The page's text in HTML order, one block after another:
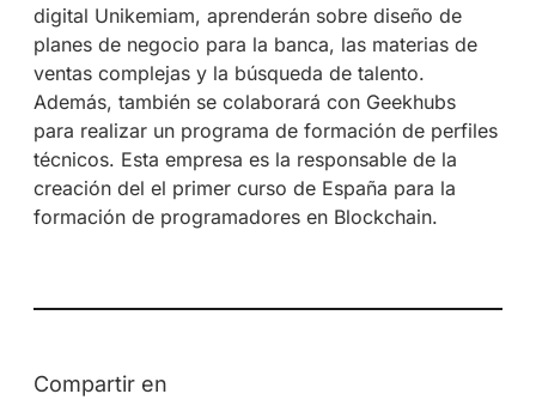
digital Unikemiam, aprenderán sobre diseño de
planes de negocio para la banca, las materias de
ventas complejas y la búsqueda de talento.
Además, también se colaborará con Geekhubs
para realizar un programa de formación de perfiles
técnicos. Esta empresa es la responsable de la
creación del el primer curso de España para la
formación de programadores en Blockchain.
Compartir en